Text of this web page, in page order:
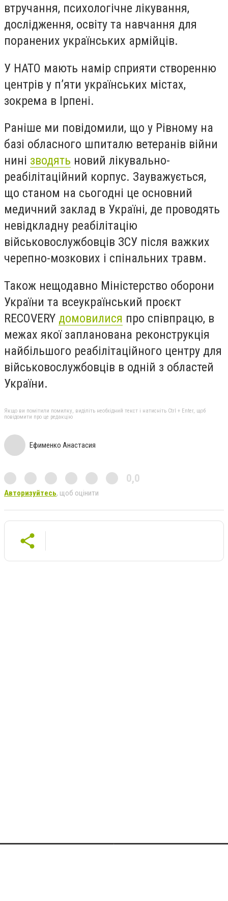
втручання, психологічне лікування,
дослідження, освіту та навчання для
поранених українських армійців.
У НАТО мають намір сприяти створенню
центрів у п’яти українських містах,
зокрема в Ірпені.
Раніше ми повідомили, що у Рівному на
базі обласного шпиталю ветеранів війни
нині зводять новий лікувально-
реабілітаційний корпус. Зауважується,
що станом на сьогодні це основний
медичний заклад в Україні, де проводять
невідкладну реабілітацію
військовослужбовців ЗСУ після важких
черепно-мозкових і спінальних травм.
Також нещодавно Міністерство оборони
України та всеукраїнський проєкт
RECOVERY домовилися про співпрацю, в
межах якої запланована реконструкція
найбільшого реабілітаційного центру для
військовослужбовців в одній з областей
України.
Якщо ви помітили помилку, виділіть необхідний текст і натисніть Ctrl + Enter, щоб
повідомити про це редакцію
Ефименко Анастасия
0,0
Авторизуйтесь, щоб оцінити